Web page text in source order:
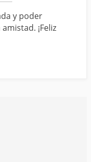
y poder
¡Feliz